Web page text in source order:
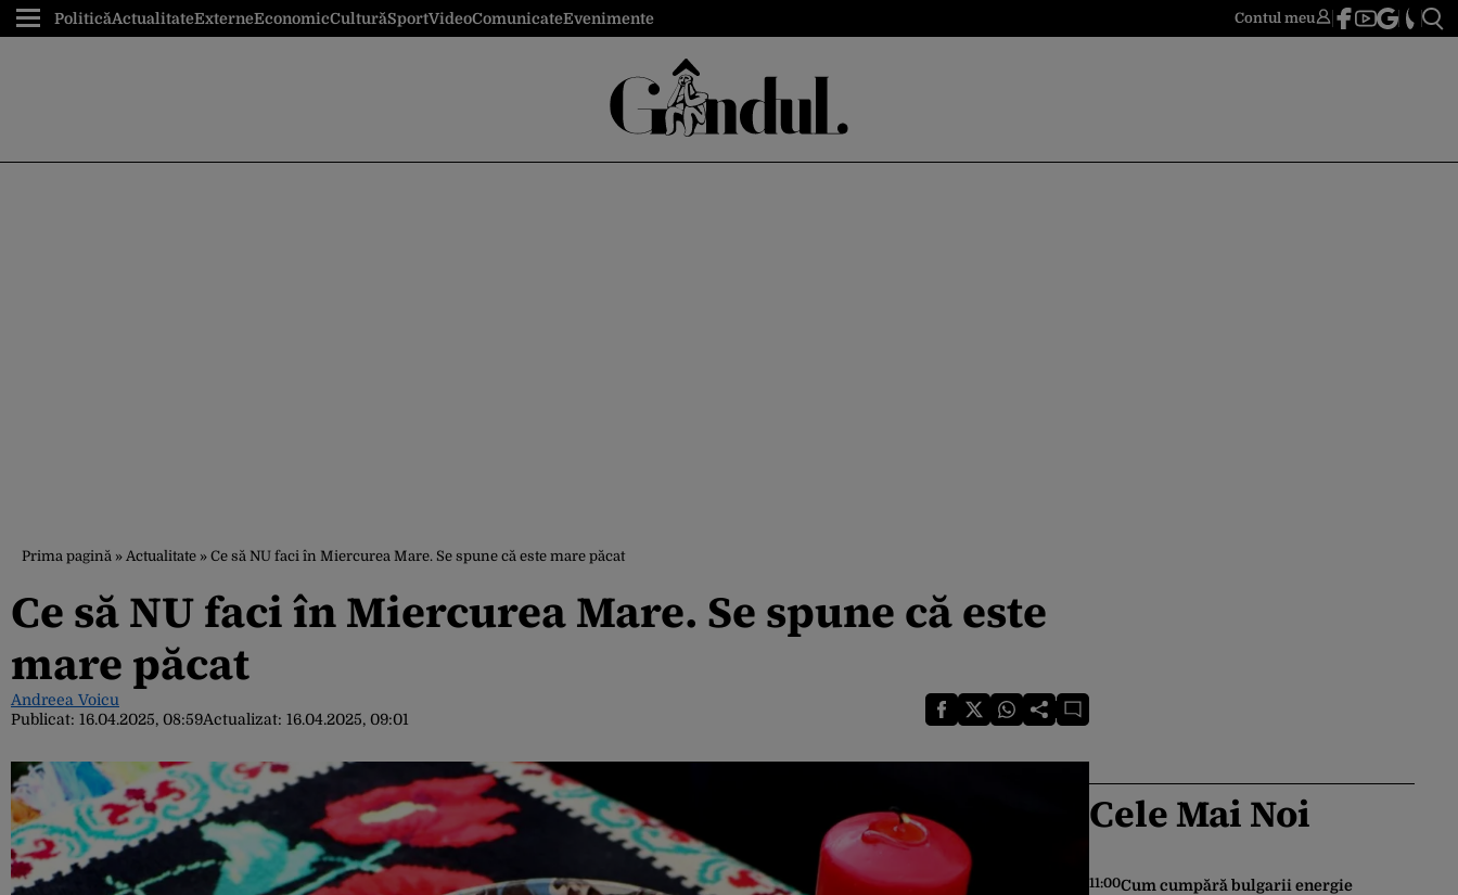
PoliticăActualitateExterneEconomicCulturăSportVideoComunicateEvenimente Contul meu
Prima pagină » Actualitate » Ce să NU faci în Miercurea Mare. Se spune că este mare păcat
Ce să NU faci în Miercurea Mare. Se spune că este
mare păcat
Andreea Voicu
Publicat: 16.04.2025, 08:59Actualizat: 16.04.2025, 09:01
Cele Mai Noi
11:00Cum cumpără bulgarii energie